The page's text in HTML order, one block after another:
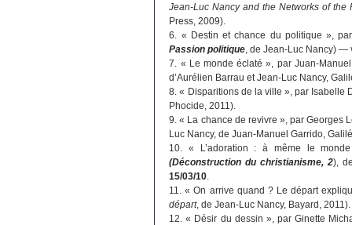
Jean-Luc Nancy and the Networks of the
Press, 2009).
6. « Destin et chance du politique »,
Passion politique , de Jean-Luc Nancy)
7. « Le monde éclaté », par Juan-
d’Aurélien Barrau et Jean-Luc Nancy,
8. « Disparitions de la ville », par Isabelle
Phocide, 2011).
9. « La chance de revivre », par Georges
Luc Nancy, de Juan-Manuel Garrido,
10. « L’adoration : à même le
(Déconstruction du christianisme, 2),
15/03/10
11. « On arrive quand ? Le départ
départ, de Jean-Luc Nancy, Bayard, 2011).
12. « Désir du dessin », par Ginette